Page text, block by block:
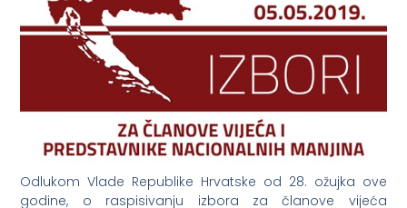
Odlukom Vlade Republike Hrvatske od 28. ožujka ove
godine, o raspisivanju izbora za članove vijeća